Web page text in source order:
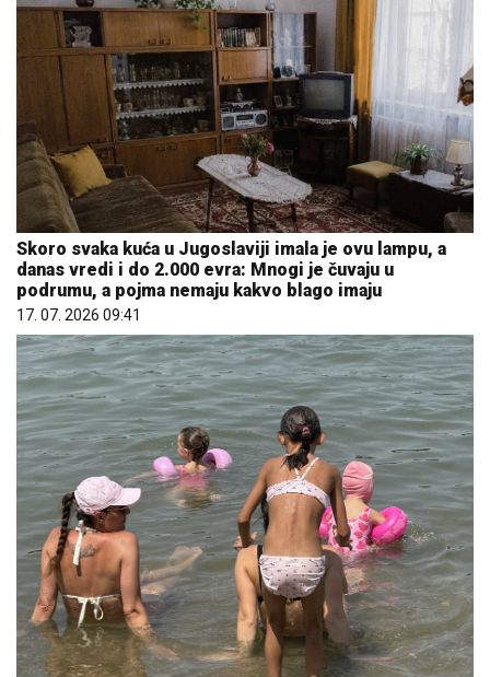
Skoro svaka kuća u Jugoslaviji imala je ovu lampu, a
danas vredi i do 2.000 evra: Mnogi je čuvaju u
podrumu, a pojma nemaju kakvo blago imaju
17. 07. 2026 09:41